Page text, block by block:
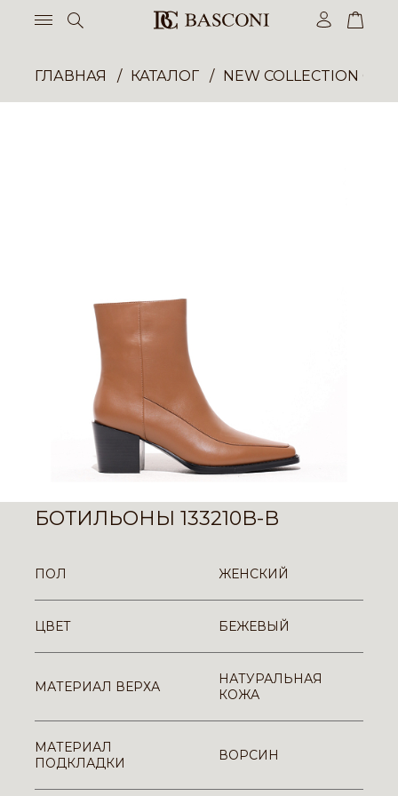
ГЛАВНАЯ КАТАЛОГ NEW COLLECTION
БОТИЛЬОНЫ 133210B-B
ПОЛ ЖЕНСКИЙ
ЦВЕТ БЕЖЕВЫЙ
МАТЕРИАЛ ВЕРХА
НАТУРАЛЬНАЯ
КОЖА
МАТЕРИАЛ
ПОДКЛАДКИ
ВОРСИН